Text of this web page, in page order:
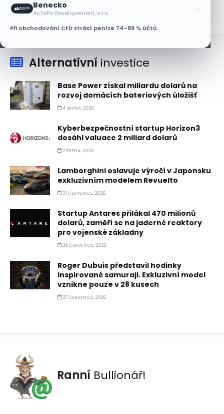
Benecko
AnTePo Developement, s.r.o. ›
Při obchodování CFD ztrácí peníze 74–89 % účtů.
Alternativní investice
Base Power získal miliardu dolarů na
rozvoj domácích bateriových úložišť
4 SRPNA, 2026
Kyberbezpečnostní startup Horizon3
dosáhl valuace 2 miliard dolarů
2 SRPNA, 2026
Lamborghini oslavuje výročí v Japonsku
exkluzivním modelem Revuelto
31 ČERVENCE, 2026
Startup Antares přilákal 470 milionů
dolarů, zaměří se na jaderné reaktory
pro vojenské základny
29 ČERVENCE, 2026
Roger Dubuis představil hodinky
inspirované samuraji. Exkluzivní model
vznikne pouze v 28 kusech
27 ČERVENCE, 2026
Ranní Bullionář!